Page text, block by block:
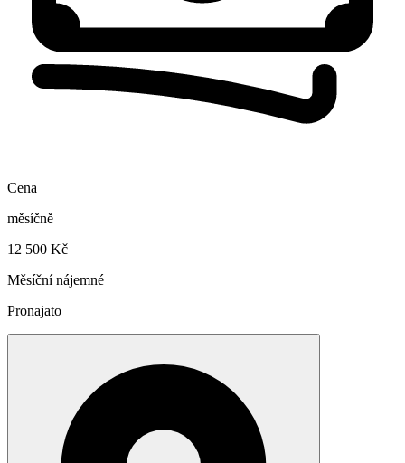
Cena
měsíčně
12 500 Kč
Měsíční nájemné
Pronajato